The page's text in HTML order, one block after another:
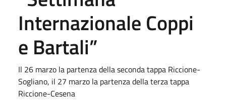
Internazionale Coppi
e Bartali”
Il 26 marzo la partenza della seconda tappa Riccione-
Sogliano, il 27 marzo la partenza della terza tappa
Riccione-Cesena